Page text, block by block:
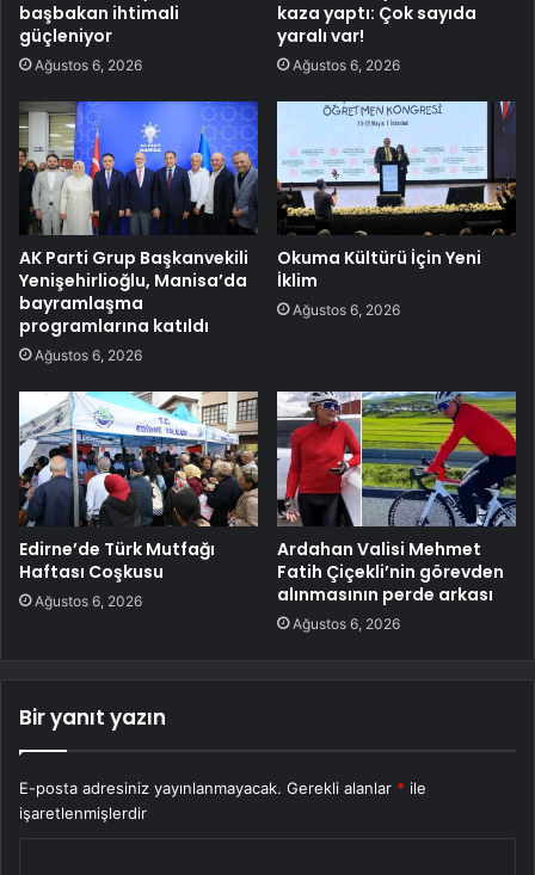
başbakan ihtimali
güçleniyor
Ağustos 6, 2026
kaza yaptı: Çok sayıda
yaralı var!
Ağustos 6, 2026
AK Parti Grup Başkanvekili
Yenişehirlioğlu, Manisa’da
bayramlaşma
programlarına katıldı
Ağustos 6, 2026
Okuma Kültürü İçin Yeni
İklim
Ağustos 6, 2026
Edirne’de Türk Mutfağı
Haftası Coşkusu
Ağustos 6, 2026
Ardahan Valisi Mehmet
Fatih Çiçekli’nin görevden
alınmasının perde arkası
Ağustos 6, 2026
Bir yanıt yazın
E-posta adresiniz yayınlanmayacak. Gerekli alanlar * ile
işaretlenmişlerdir